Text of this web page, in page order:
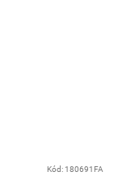
Kód: 180691FA